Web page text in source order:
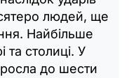
людей, ще
Найбільше
та столиці. У
до шести